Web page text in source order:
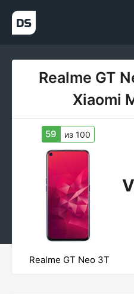
Realme GT
Xiaomi
59 из 100
Realme GT Neo 3T